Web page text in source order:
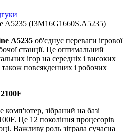
A5235 (I3M16G1660S.A5235)
A5235 об'єднує переваги ігрової
станції. Це оптимальний
ігор на середніх і високих
повсякденних і робочих
зібраний на базі
Це 12 покоління процесорів
Важливу роль зіграла сучасна